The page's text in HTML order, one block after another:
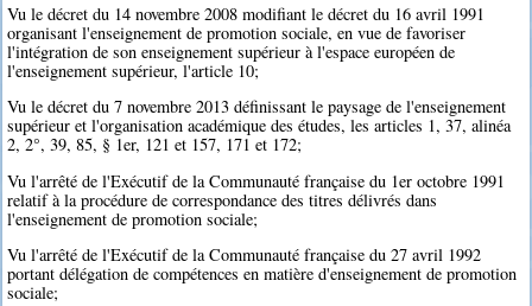
Vu le décret du 14 novembre 2008 modifiant le décret du 16 avril 1991
organisant l'enseignement de promotion sociale, en vue de favoriser
l'intégration de son enseignement supérieur à l'espace européen de
l'enseignement supérieur, l'article 10;
Vu le décret du 7 novembre 2013 définissant le paysage de l'enseignement
supérieur et l'organisation académique des études, les articles 1, 37, alinéa
2, 2°, 39, 85, § 1er, 121 et 157, 171 et 172;
Vu l'arrêté de l'Exécutif de la Communauté française du 1er octobre 1991
relatif à la procédure de correspondance des titres délivrés dans
l'enseignement de promotion sociale;
Vu l'arrêté de l'Exécutif de la Communauté française du 27 avril 1992
portant délégation de compétences en matière d'enseignement de promotion
sociale;